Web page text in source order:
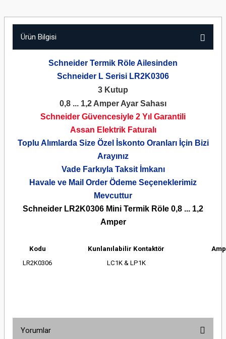
Ürün Bilgisi
Schneider Termik Röle Ailesinden
Schneider L Serisi LR2K0306
3 Kutup
0,8 ... 1,2 Amper Ayar Sahası
Schneider Güvencesiyle 2 Yıl Garantili
Assan Elektrik Faturalı
Toplu Alımlarda Size Özel İskonto Oranları İçin Bizi
Arayınız
Vade Farkıyla Taksit İmkanı
Havale ve Mail Order Ödeme Seçeneklerimiz
Mevcuttur
Schneider LR2K0306 Mini Termik Röle 0,8 ... 1,2
Amper
Kodu Kunlanılabilir Kontaktör
LR2K0306
LC1K & LP1K
Yorumlar